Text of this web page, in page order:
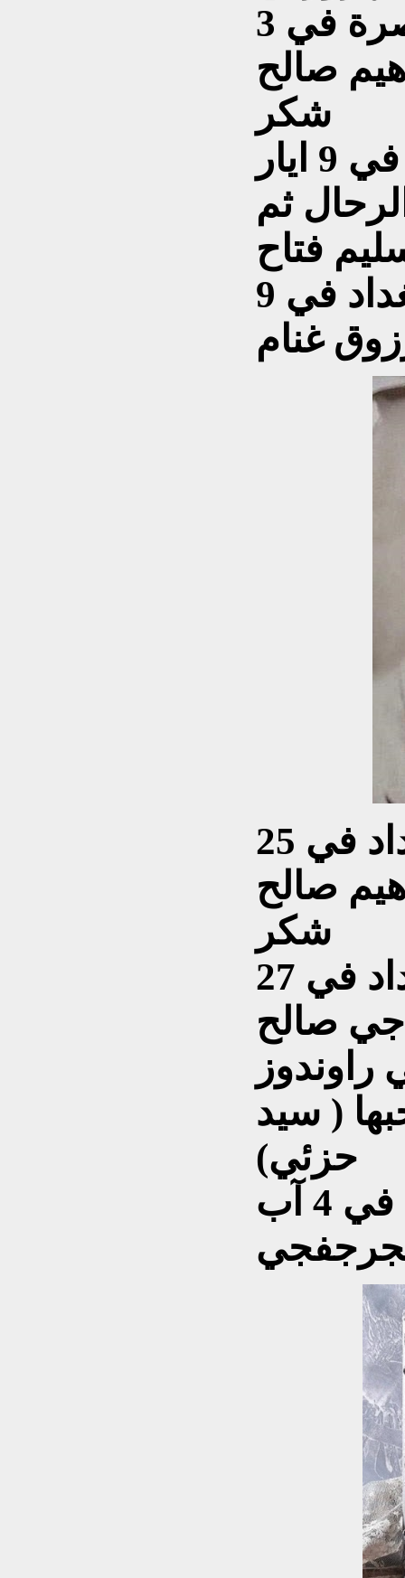
الثغر – صدرت في البصرة في 3
صالح
شكر
الصحيفة - صدرت ببغداد في 9 ايار
ثم
فتاح
العراق – صدرت ببغداد في 9
الزمان - صدرت ببغداد في 25
ابراهيم صالح
شكر
البرهان – صدرت ببغداد في 27
لصاحبها ( سيد
حزئي)
النهضة – صدرت ببغداد في 4 آب